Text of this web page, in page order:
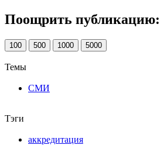
Поощрить публикацию:
100 500 1000 5000
Темы
СМИ
Тэги
аккредитация